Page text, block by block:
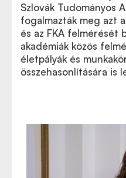
Szlovák Tudományos
fogalmazták meg azt
és az FKA felmérését
akadémiák közös
életpályák és
összehasonlítására